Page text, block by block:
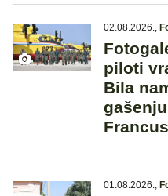
02.08.2026.,
piloti
Bila
01.08.2026.,